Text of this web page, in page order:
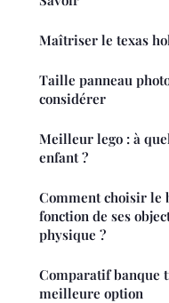
Maîtriser le texas
Taille panneau
considérer
Meilleur lego : à
enfant ?
Comment choisir le
fonction de ses
physique ?
Comparatif banque
meilleure option